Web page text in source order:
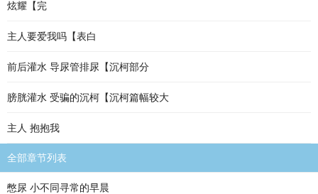
炫耀【完
主人要爱我吗【表白
前后灌水 导尿管排尿【沉柯部分
膀胱灌水 受骗的沉柯【沉柯篇幅较大
主人 抱抱我
全部章节列表
憋尿 小不同寻常的早晨